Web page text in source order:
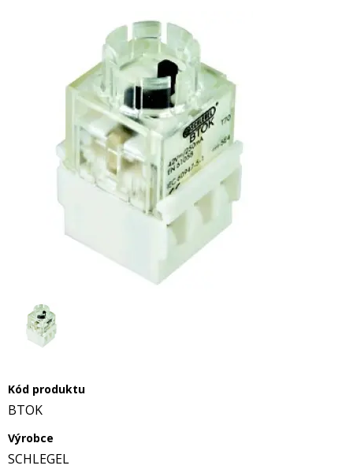
Kód produktu
BTOK
Výrobce
SCHLEGEL